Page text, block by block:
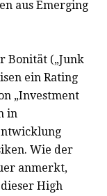
aus Emerging
Bonität („Junk
ein Rating
„Investment
in
Wie der
anmerkt,
High